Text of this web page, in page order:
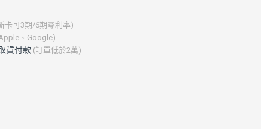
卡可3期/6期零利率)